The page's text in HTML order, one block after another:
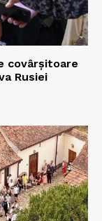
covârșitoare
Rusiei